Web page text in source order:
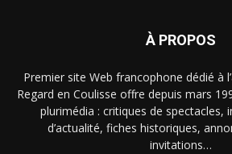
À PROPOS
Premier site Web francophone dédié à
Regard en Coulisse offre depuis mars
plurimédia : critiques de spectacles,
d’actualité, fiches historiques,
invitations…